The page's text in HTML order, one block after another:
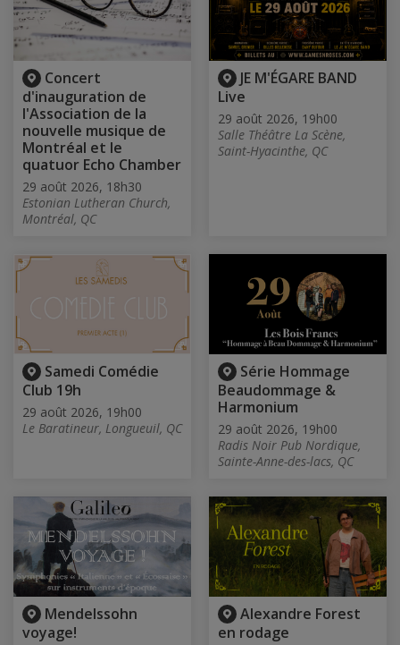
Concert
d'inauguration de
l'Association de la
nouvelle musique de
Montréal et le
quatuor Echo Chamber
29 août 2026, 18h30
Estonian Lutheran Church,
Montréal, QC
JE M'ÉGARE BAND
Live
29 août 2026, 19h00
Salle Théâtre La Scène,
Saint-Hyacinthe, QC
Samedi Comédie
Club 19h
29 août 2026, 19h00
Le Baratineur, Longueuil, QC
Série Hommage
Beaudommage &
Harmonium
29 août 2026, 19h00
Radis Noir Pub Nordique,
Sainte-Anne-des-lacs, QC
Mendelssohn
voyage!
Alexandre Forest
en rodage